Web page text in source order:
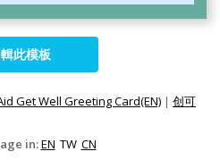
此模板
Get Well Greeting Card(EN) | 创可
in:EN TW CN